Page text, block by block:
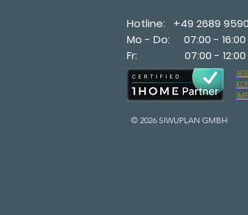
Hotline: +49 2689
Mo - Do: 07:00 - 16:00
Fr: 07:00 - 12:00
© 2026 SIWUPLAN GMBH